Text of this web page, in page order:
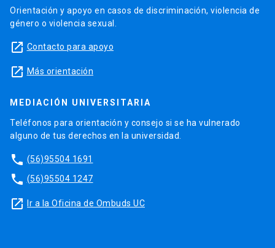
Orientación y apoyo en casos de discriminación, violencia de
género o violencia sexual.
launch Contacto para apoyo
launch Más orientación
MEDIACIÓN UNIVERSITARIA
Teléfonos para orientación y consejo si se ha vulnerado
alguno de tus derechos en la universidad.
phone (56)95504 1691
phone (56)95504 1247
launch Ir a la Oficina de Ombuds UC